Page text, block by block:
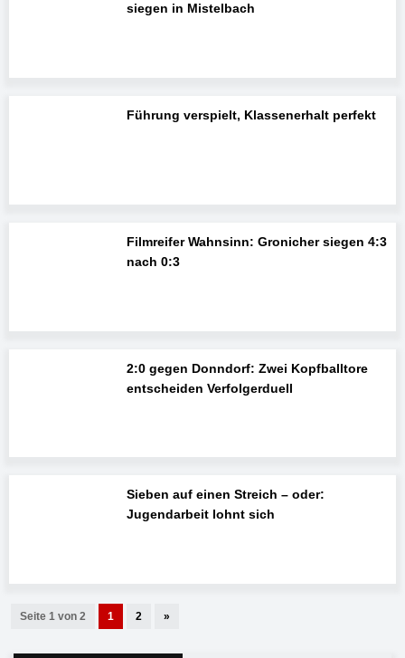
siegen in Mistelbach
Führung verspielt, Klassenerhalt perfekt
Filmreifer Wahnsinn: Gronicher siegen 4:3
nach 0:3
2:0 gegen Donndorf: Zwei Kopfballtore
entscheiden Verfolgerduell
Sieben auf einen Streich – oder:
Jugendarbeit lohnt sich
Seite 1 von 2 1 2 »